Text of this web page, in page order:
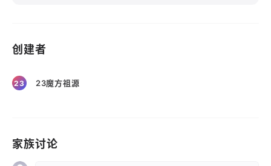
创建者
23 23魔方祖源
家族讨论